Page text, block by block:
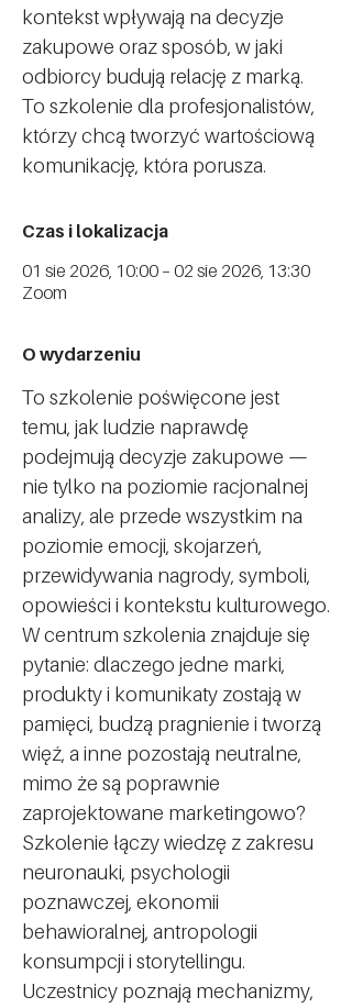
kontekst wpływają na decyzje
zakupowe oraz sposób, w jaki
odbiorcy budują relację z marką.
To szkolenie dla profesjonalistów,
którzy chcą tworzyć wartościową
komunikację, która porusza.
Czas i lokalizacja
01 sie 2026, 10:00 – 02 sie 2026, 13:30
Zoom
O wydarzeniu
To szkolenie poświęcone jest
temu, jak ludzie naprawdę
podejmują decyzje zakupowe —
nie tylko na poziomie racjonalnej
analizy, ale przede wszystkim na
poziomie emocji, skojarzeń,
przewidywania nagrody, symboli,
opowieści i kontekstu kulturowego.
W centrum szkolenia znajduje się
pytanie: dlaczego jedne marki,
produkty i komunikaty zostają w
pamięci, budzą pragnienie i tworzą
więź, a inne pozostają neutralne,
mimo że są poprawnie
zaprojektowane marketingowo?
Szkolenie łączy wiedzę z zakresu
neuronauki, psychologii
poznawczej, ekonomii
behawioralnej, antropologii
konsumpcji i storytellingu.
Uczestnicy poznają mechanizmy,